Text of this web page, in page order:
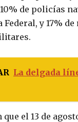
de policías
y 17%
La delgada
el 13 de